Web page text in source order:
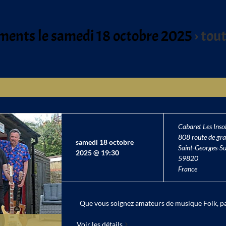
le samedi 18 octobre 2025›
samedi 18 octobre
2025 @ 19:30
Cabaret Les
808 route de
Saint-Georges-
59820
France
Que vous soignez amateurs de musique Folk,
Voir les détails